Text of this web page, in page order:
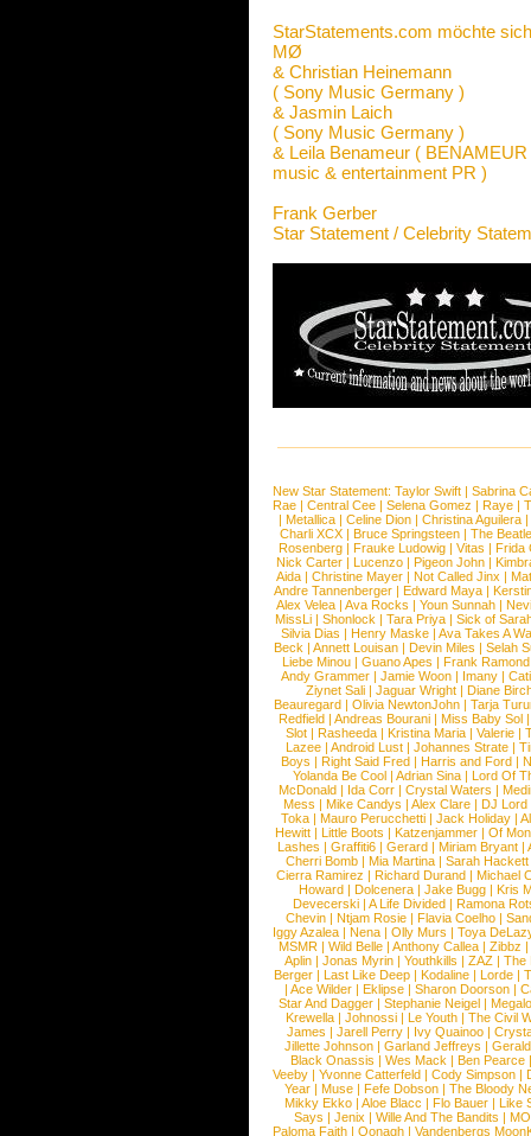
StarStatements.com möchte
MØ
& Christian Heinemann
( Sony Music Germany )
& Jasmin Laich
( Sony Music Germany )
& Leila Benameur (
music & entertainment PR )
Frank Gerber
Star Statement / Celebrity
New Star Statement: Taylor Swift | Sabrina
Rae |Central Cee |Selena Gomez |Raye |
| Metallica | Celine Dion | Christina Aguilera |
Charli XCX |Bruce Springsteen |The
Rosenberg | Frauke Ludowig | Vitas | Frida
Nick Carter | Lucenzo | Pigeon John |
Aida |Christine Mayer |Not Called Jinx |
Andre Tannenberger | Edward Maya |
Alex Velea | Ava Rocks | Youn Sunnah |
MissLi | Shonlock | Tara Priya | Sick of
Silvia Dias |Henry Maske |Ava Takes A
Beck |Annett Louisan |Devin Miles |Selah
Liebe Minou |Guano Apes |Frank Ramond
Andy Grammer |Jamie Woon | Imany |
Ziynet Sali |Jaguar Wright |Diane
Beauregard |Olivia NewtonJohn |Tarja
Redfield | Andreas Bourani | Miss Baby Sol
Slot | Rasheeda | Kristina Maria | Valerie |
Lazee | Android Lust | Johannes Strate |
Boys | Right Said Fred | Harris and Ford |
Yolanda Be Cool |Adrian Sina |Lord Of
McDonald | Ida Corr |Crystal Waters |
Mess | Mike Candys | Alex Clare | DJ Lord
Toka | Mauro Perucchetti | Jack Holiday |
Hewitt |Little Boots |Katzenjammer |Of
Lashes |Graffiti6 |Gerard |Miriam Bryant |
Cherri Bomb | Mia Martina | Sarah Hackett
Cierra Ramirez | Richard Durand | Michael
Howard |Dolcenera |Jake Bugg |Kris
Devecerski |A Life Divided |Ramona
Chevin |Ntjam Rosie |Flavia Coelho |
Iggy Azalea | Nena | Olly Murs | Toya
MSMR |Wild Belle |Anthony Callea |Zibbz
Aplin | Jonas Myrin | Youthkills | ZAZ | The
Berger |Last Like Deep |Kodaline |Lorde |
|Ace Wilder |Eklipse |Sharon Doorson |
Star And Dagger | Stephanie Neigel |
Krewella | Johnossi | Le Youth | The Civil
James | Jarell Perry | Ivy Quainoo |
Jillette Johnson | Garland Jeffreys |
Black Onassis | Wes Mack | Ben Pearce
Veeby | Yvonne Catterfeld | Cody Simpson |
Year |Muse |Fefe Dobson |The Bloody
Mikky Ekko | Aloe Blacc | Flo Bauer | Like
Says | Jenix | Wille And The Bandits | MO
Paloma Faith |Oonagh |Vandenbergs